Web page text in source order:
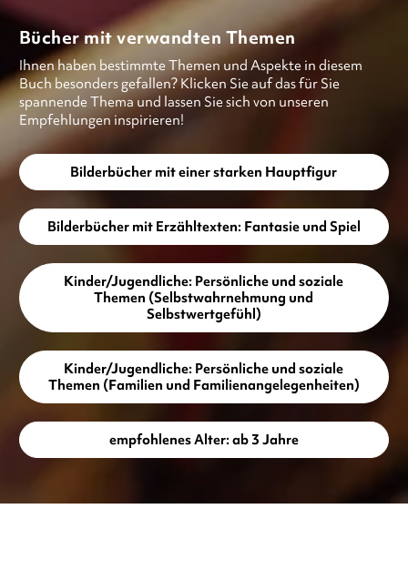
Bücher mit verwandten Themen
Ihnen haben bestimmte Themen und Aspekte in diesem
Buch besonders gefallen? Klicken Sie auf das für Sie
spannende Thema und lassen Sie sich von unseren
Empfehlungen inspirieren!
Bilderbücher mit einer starken Hauptfigur
Bilderbücher mit Erzähltexten: Fantasie und Spiel
Kinder/Jugendliche: Persönliche und soziale
Themen (Selbstwahrnehmung und
Selbstwertgefühl)
Kinder/Jugendliche: Persönliche und soziale
Themen (Familien und Familienangelegenheiten)
empfohlenes Alter: ab 3 Jahre